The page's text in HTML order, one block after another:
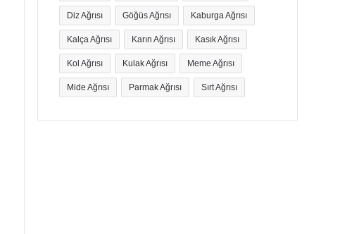
Diz Ağrısı Göğüs Ağrısı Kaburga Ağrısı
Kalça Ağrısı Karın Ağrısı Kasık Ağrısı
Kol Ağrısı Kulak Ağrısı Meme Ağrısı
Mide Ağrısı Parmak Ağrısı Sırt Ağrısı